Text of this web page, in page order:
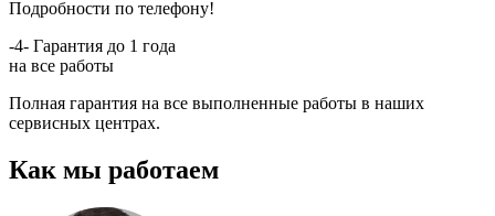
Подробности по телефону!
-4- Гарантия до 1 года
на все работы
Полная гарантия на все выполненные работы в наших
сервисных центрах.
Как мы работаем